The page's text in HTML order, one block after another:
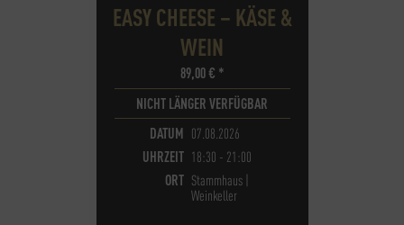
EASY CHEESE – KÄSE &
WEIN
89,00€ *
NICHT LÄNGER VERFÜGBAR
DATUM 07.08.2026
UHRZEIT 18:30 - 21:00
ORT Stammhaus |
Weinkeller